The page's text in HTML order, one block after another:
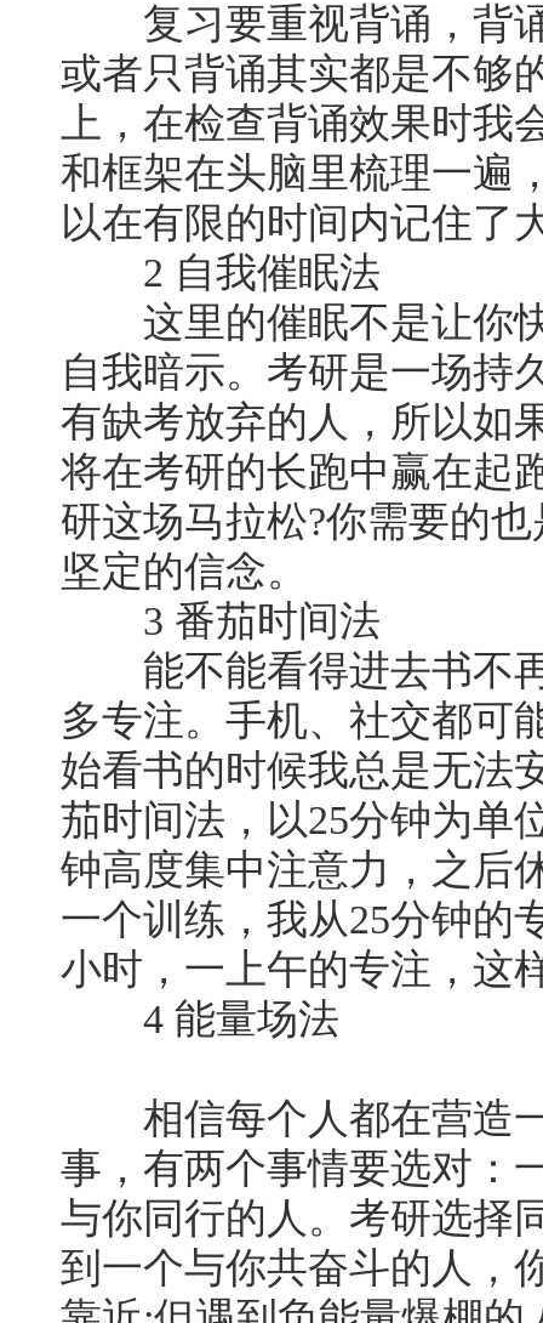
复习要重视背诵，背诵
或者只背诵其实都是不够
上，在检查背诵效果时
和框架在头脑里梳理一遍
以在有限的时间内记住了
2 自我催眠法
这里的催眠不是让你快
自我暗示。考研是一场持
有缺考放弃的人，所以如
将在考研的长跑中赢在起
研这场马拉松?你需要的
坚定的信念。
3 番茄时间法
能不能看得进去书不再
多专注。手机、社交都可
始看书的时候我总是无法
茄时间法，以25分钟为单
钟高度集中注意力，之后
一个训练，我从25分钟的
小时，一上午的专注，这
4 能量场法
相信每个人都在营造一
事，有两个事情要选对：
与你同行的人。考研选择
到一个与你共奋斗的人，